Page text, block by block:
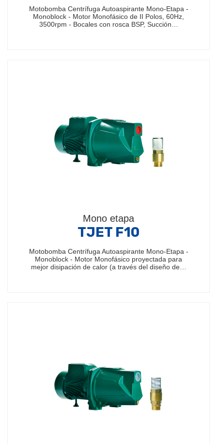
Motobomba Centrífuga Autoaspirante Mono-Etapa -
Monoblock - Motor Monofásico de II Polos, 60Hz,
3500rpm - Bocales con rosca BSP, Succión…
Mono etapa
TJET F10
Motobomba Centrífuga Autoaspirante Mono-Etapa -
Monoblock - Motor Monofásico proyectada para
mejor disipación de calor (a través del diseño de…